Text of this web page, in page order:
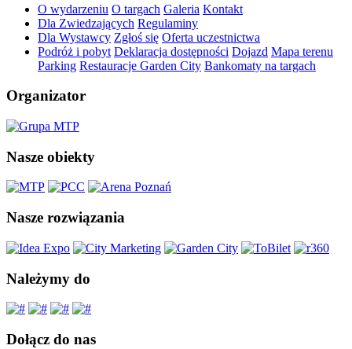
O wydarzeniu O targach Galeria Kontakt
Dla Zwiedzających Regulaminy
Dla Wystawcy Zgłoś się Oferta uczestnictwa
Podróż i pobyt Deklaracja dostępności Dojazd Mapa terenu
Parking Restauracje Garden City Bankomaty na targach
Organizator
Nasze obiekty
Nasze rozwiązania
Należymy do
Dołącz do nas